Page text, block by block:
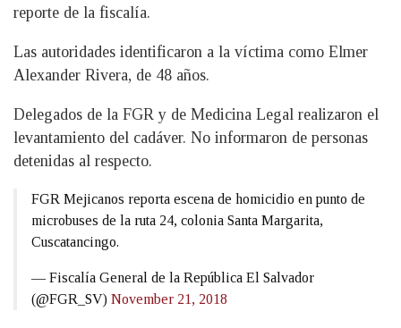
reporte de la fiscalía.
Las autoridades identificaron a la víctima como Elmer
Alexander Rivera, de 48 años.
Delegados de la FGR y de Medicina Legal realizaron el
levantamiento del cadáver. No informaron de personas
detenidas al respecto.
FGR Mejicanos reporta escena de homicidio en punto de
microbuses de la ruta 24, colonia Santa Margarita,
Cuscatancingo.
— Fiscalía General de la República El Salvador
(@FGR_SV) November 21, 2018